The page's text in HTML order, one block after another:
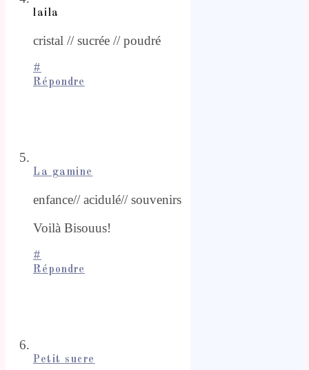
laila
cristal // sucrée // poudré
#
Répondre
La gamine
enfance// acidulé// souvenirs
Voilà Bisouus!
#
Répondre
Petit sucre